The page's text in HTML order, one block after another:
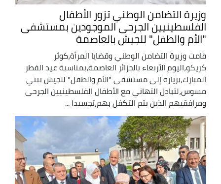
وزيرة التضامن الوطني تزور الأطفال
الفلسطينيين الجرحى الموجودين بمستشفى
"الأم والطفل" للجيش بالعاصمة
قامت وزيرة التضامن الوطني وقضايا المرأة،كوثر
كريكو،اليوم الأربعاء بالجزائر العاصمة،بمناسبة عيد الفطر
المبارك،بزيارة إلى مستشفى "الأم والطفل" للجيش ببني
مسوس،لتبادل التهاني مع الأطفال الفلسطينيين الجرحى
ومرافقيهم الذين يتم التكفل بهم،تجسيدا ...